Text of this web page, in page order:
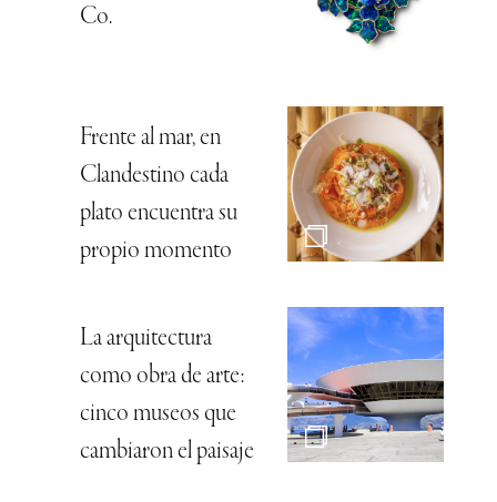
Co.
Frente al mar, en
Clandestino cada
plato encuentra su
propio momento
La arquitectura
como obra de arte:
cinco museos que
cambiaron el paisaje